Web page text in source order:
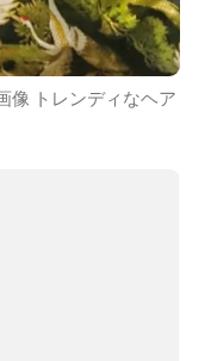
像 トレンディなヘア